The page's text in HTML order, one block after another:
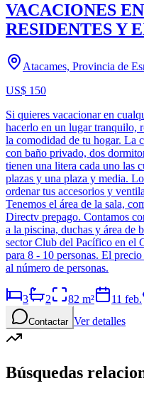
VACACIONES
RESIDENTES Y
Atacames, Provincia de
US$ 150
Si quieres vacacionar en
hacerlo en un lugar tranquilo,
la comodidad de tu hogar. La
con baño privado, dos
tienen una litera cada uno las
plazas y una plaza y media.
ordenar tus accesorios y
Tenemos el área de la sala,
Directv prepago. Contamos
a la piscina, duchas y área de
sector Club del Pacífico en el
para 8 - 10 personas. El
al número de personas.
3 2 82 m² 11 feb.
Contactar Ver detalles
Búsquedas